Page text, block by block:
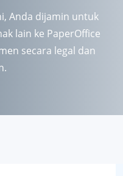
Anda dijamin untuk
lain ke PaperOffice
secara legal dan